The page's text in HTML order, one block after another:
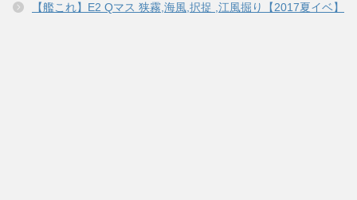
【艦これ】E2 Qマス 狭霧,海風,択捉 ,江風掘り【2017夏イベ】